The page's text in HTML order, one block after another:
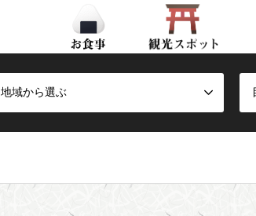
地域から選ぶ